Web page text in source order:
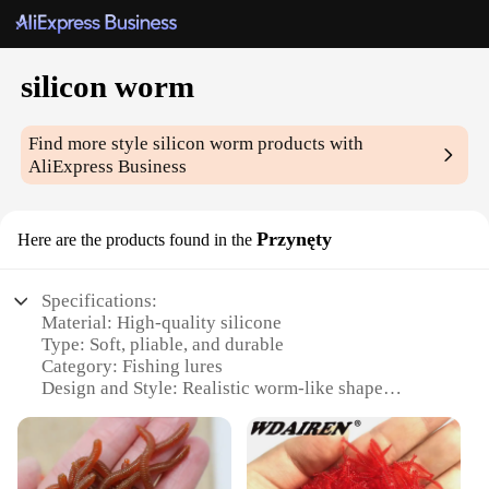
silicon worm
Find more stylesilicon worm products with
AliExpress Business
Here are the products found in the Przynęty
Specifications:
Material: High-quality silicone
Type: Soft, pliable, and durable
Category: Fishing lures
Design and Style: Realistic worm-like shape
scenarios
Performance and Property: Buoyant and lifelike in
water